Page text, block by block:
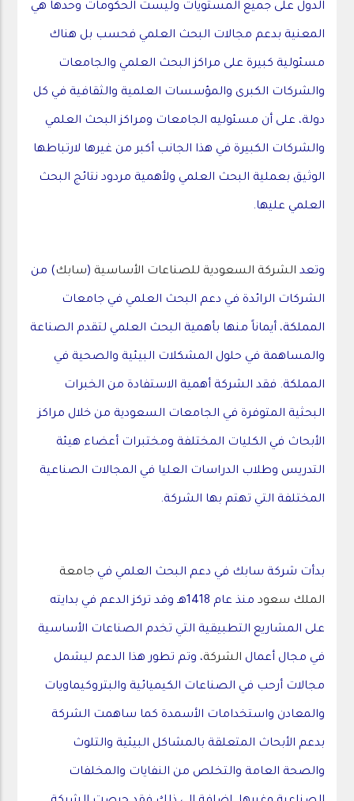
الدول على جميع المستويات وليست الحكومات وحدها هي
المعنية بدعم مجالات البحث العلمي فحسب بل هناك
مسئولية كبيرة على مراكز البحث العلمي والجامعات
والشركات الكبرى والمؤسسات العلمية والثقافية في كل
دولة، على أن مسئوليه الجامعات ومراكز البحث العلمي
والشركات الكبيرة في هذا الجانب أكبر من غيرها لارتباطها
الوثيق بعملية البحث العلمي ولأهمية مردود نتائج البحث
العلمي عليها.
وتعد الشركة السعودية للصناعات الأساسية (سابك) من
الشركات الرائدة في دعم البحث العلمي في جامعات
المملكة، أيماناً منها بأهمية البحث العلمي لتقدم الصناعة
والمساهمة في حلول المشكلات البيئية والصحية في
المملكة. فقد الشركة أهمية الاستفادة من الخبرات
البحثية المتوفرة في الجامعات السعودية من خلال مراكز
الأبحاث في الكليات المختلفة ومختبرات أعضاء هيئة
التدريس وطلاب الدراسات العليا في المجالات الصناعية
المختلفة التي تهتم بها الشركة.
بدأت شركة سابك في دعم البحث العلمي فيجامعة
الملك سعود منذ عام 1418هـ وقد تركز الدعم في بدايته
على المشاريع التطبيقية التي تخدم الصناعات الأساسية
في مجال أعمال الشركة، وتم تطور هذا الدعم ليشمل
مجالات أرحب في الصناعات الكيميائية والبتروكيماويات
والمعادن واستخدامات الأسمدة كما ساهمت الشركة
بدعم الأبحاث المتعلقة بالمشاكل البيئية والتلوث
والصحة العامة والتخلص من النفايات والمخلفات